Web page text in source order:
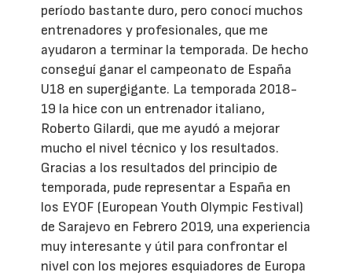
período bastante duro, pero conocí muchos
entrenadores y profesionales, que me
ayudaron a terminar la temporada. De hecho
conseguí ganar el campeonato de España
U18 en supergigante. La temporada 2018-
19 la hice con un entrenador italiano,
Roberto Gilardi, que me ayudó a mejorar
mucho el nivel técnico y los resultados.
Gracias a los resultados del principio de
temporada, pude representar a España en
los EYOF (European Youth Olympic Festival)
de Sarajevo en Febrero 2019, una experiencia
muy interesante y útil para confrontar el
nivel con los mejores esquiadores de Europa